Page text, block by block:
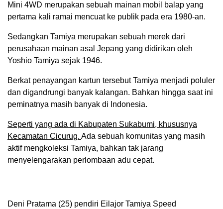
Mini 4WD merupakan sebuah mainan mobil balap yang
pertama kali ramai mencuat ke publik pada era 1980-an.
Sedangkan Tamiya merupakan sebuah merek dari
perusahaan mainan asal Jepang yang didirikan oleh
Yoshio Tamiya sejak 1946.
Berkat penayangan kartun tersebut Tamiya menjadi poluler
dan digandrungi banyak kalangan. Bahkan hingga saat ini
peminatnya masih banyak di Indonesia.
Seperti yang ada di Kabupaten Sukabumi, khususnya
Kecamatan Cicurug. Ada sebuah komunitas yang masih
aktif mengkoleksi Tamiya, bahkan tak jarang
menyelengarakan perlombaan adu cepat.
Deni Pratama (25) pendiri Eilajor Tamiya Speed